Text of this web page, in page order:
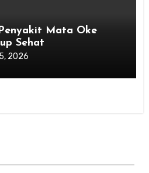
Mata Oke
Sehat
2026